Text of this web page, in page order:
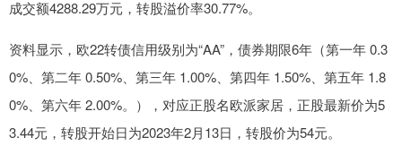
成交额4288.29万元，转股溢价率30.77%。
资料显示，欧22转债信用级别为“AA”，债券期限6年（第一年 0.3
0%、第二年 0.50%、第三年 1.00%、第四年 1.50%、第五年 1.8
0%、第六年 2.00%。），对应正股名欧派家居，正股最新价为5
3.44元，转股开始日为2023年2月13日，转股价为54元。